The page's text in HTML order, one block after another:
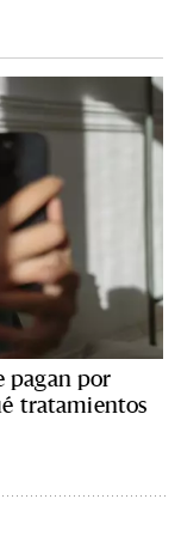
pagan por
tratamientos